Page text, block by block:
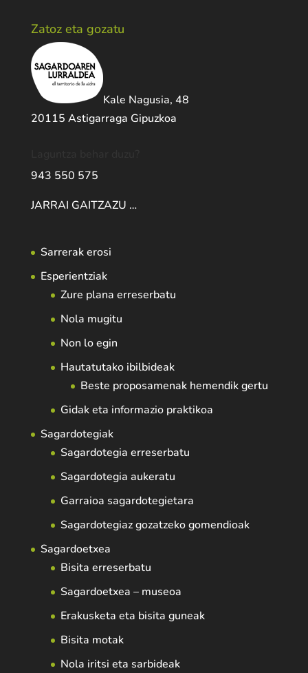
Zatoz eta gozatu
Kale Nagusia, 48
20115 Astigarraga Gipuzkoa
943 550 575
JARRAI GAITZAZU …
Sarrerak erosi
Esperientziak
Zure plana erreserbatu
Nola mugitu
Non lo egin
Hautatutako ibilbideak
Beste proposamenak hemendik gertu
Gidak eta informazio praktikoa
Sagardotegiak
Sagardotegia erreserbatu
Sagardotegia aukeratu
Garraioa sagardotegietara
Sagardotegiaz gozatzeko gomendioak
Sagardoetxea
Bisita erreserbatu
Sagardoetxea – museoa
Erakusketa eta bisita guneak
Bisita motak
Nola iritsi eta sarbideak